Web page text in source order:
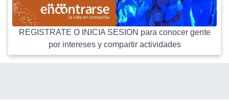
REGISTRATE O INICIA SESION para conocer gente
por intereses y compartir actividades